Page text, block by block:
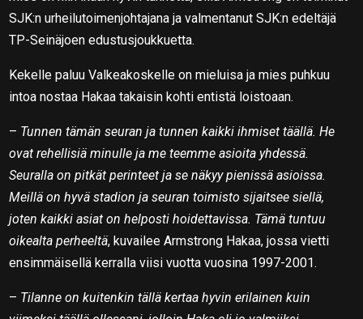
SJK:n urheilutoimenjohtajana ja valmentanut SJK:n edeltäjä
TP-Seinäjoen edustusjoukkuetta.
Kekelle paluu Valkeakoskelle on mieluisa ja mies puhkuu
intoa nostaa Hakaa takaisin kohti entistä loistoaan.
– Tunnen tämän seuran ja tunnen kaikki ihmiset täällä. He
ovat rehellisiä minulle ja me teemme asioita yhdessä.
Seuralla on pitkät perinteet ja se näkyy pienissä asioissa.
Meillä on hyvä stadion ja seuran toimisto sijaitsee siellä,
joten kaikki asiat on helposti hoidettavissa. Tämä tuntuu
oikealta perheeltä, kuvailee Armstrong Hakaa, jossa vietti
ensimmäisellä kerralla viisi vuotta vuosina 1997-2001.
– Tilanne on kuitenkin tällä kertaa hyvin erilainen kuin